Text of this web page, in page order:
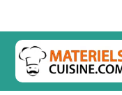
contenu